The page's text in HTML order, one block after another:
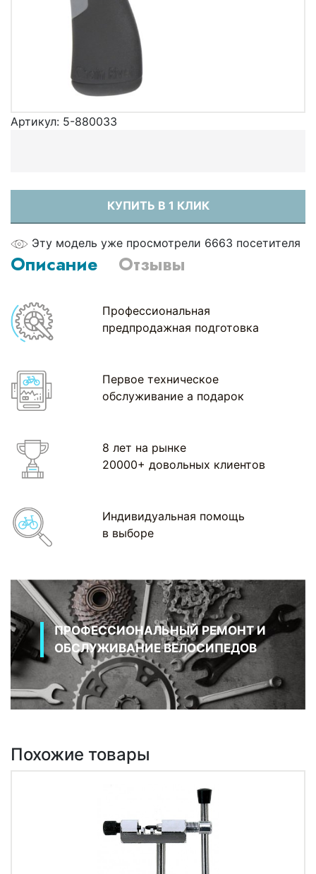
Артикул: 5-880033
КУПИТЬ В 1 КЛИК
Эту модель уже просмотрели 6663 посетителя
Описание Отзывы
Профессиональная
предпродажная подготовка
Первое техническое
обслуживание а подарок
8 лет на рынке
20000+ довольных клиентов
Индивидуальная помощь
в выборе
ПРОФЕССИОНАЛЬНЫЙ РЕМОНТ И
ОБСЛУЖИВАНИЕ ВЕЛОСИПЕДОВ
Похожие товары